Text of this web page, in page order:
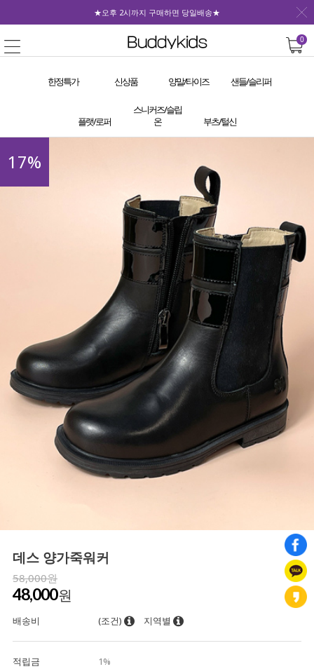
★오후 2시까지 구매하면 당일배송★
0
한정특가 신상품 양말/타이즈 샌들/슬리퍼
플랫/로퍼
스니커즈/슬립
온
부츠/털신
17%
데스 양가죽워커
58,000원
48,000원
배송비 (조건) 지역별
적립금
1%